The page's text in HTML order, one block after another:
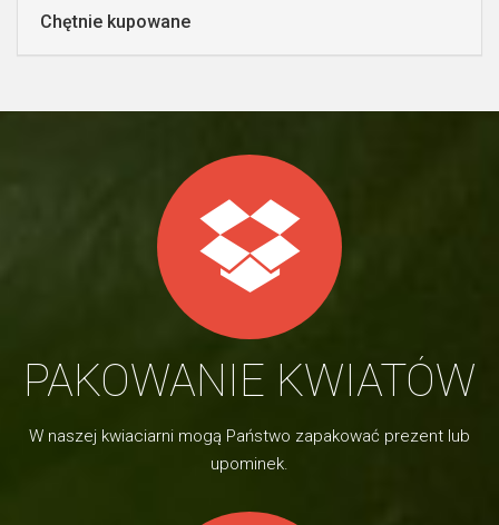
Chętnie kupowane
PAKOWANIE KWIATÓW
W naszej kwiaciarni mogą Państwo zapakować prezent lub
upominek.